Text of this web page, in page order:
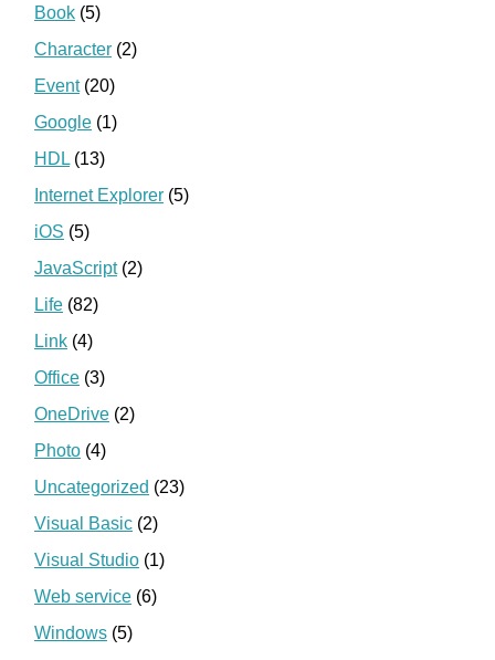
Book (5)
Character (2)
Event(20)
Google (1)
HDL (13)
Internet Explorer (5)
iOS (5)
JavaScript(2)
Life (82)
Link (4)
Office (3)
OneDrive (2)
Photo (4)
Uncategorized (23)
Visual Basic (2)
Visual Studio (1)
Web service (6)
Windows (5)